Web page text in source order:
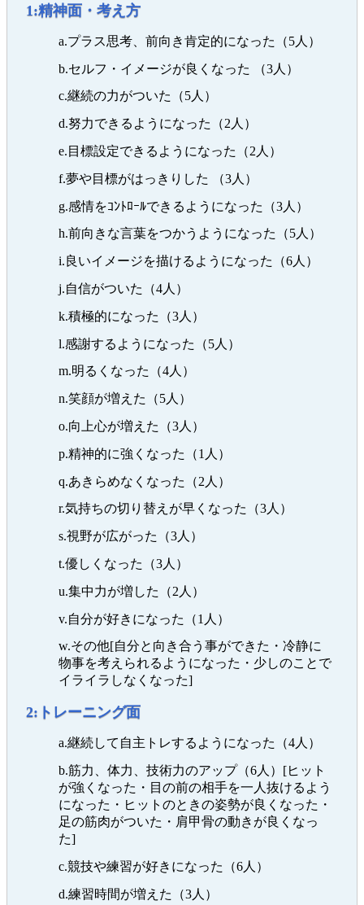
1:精神面・考え方
a.プラス思考、前向き肯定的になった（5人）
b.セルフ・イメージが良くなった （3人）
c.継続の力がついた（5人）
d.努力できるようになった（2人）
e.目標設定できるようになった（2人）
f.夢や目標がはっきりした （3人）
g.感情をｺﾝﾄﾛｰﾙできるようになった（3人）
h.前向きな言葉をつかうようになった（5人）
i.良いイメージを描けるようになった（6人）
j.自信がついた（4人）
k.積極的になった（3人）
l.感謝するようになった（5人）
m.明るくなった（4人）
n.笑顔が増えた（5人）
o.向上心が増えた（3人）
p.精神的に強くなった（1人）
q.あきらめなくなった（2人）
r.気持ちの切り替えが早くなった（3人）
s.視野が広がった（3人）
t.優しくなった（3人）
u.集中力が増した（2人）
v.自分が好きになった（1人）
w.その他[自分と向き合う事ができた・冷静に
物事を考えられるようになった・少しのことで
イライラしなくなった]
2:トレーニング面
a.継続して自主トレするようになった（4人）
b.筋力、体力、技術力のアップ（6人）[ヒット
が強くなった・目の前の相手を一人抜けるよう
になった・ヒットのときの姿勢が良くなった・
足の筋肉がついた・肩甲骨の動きが良くなっ
た]
c.競技や練習が好きになった（6人）
d.練習時間が増えた（3人）